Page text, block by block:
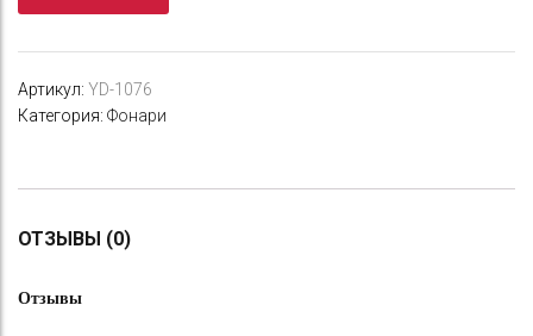
Артикул: YD-1076
Категория: Фонари
ОТЗЫВЫ (0)
Отзывы